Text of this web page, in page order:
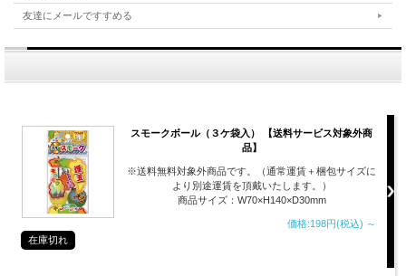
友達にメールですすめる
スモークボール（３ケ袋入） 【送料サービス対象外商
品】
※送料無料対象外商品です。（通常運賃＋梱包サイズに
より別途運賃を頂戴いたします。）
商品サイズ：W70×H140×D30mm
価格:198円(税込) ～
在庫切れ